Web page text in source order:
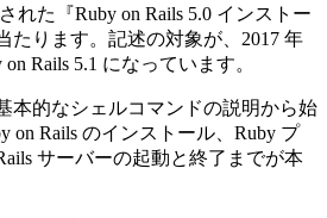
れた『Ruby on Rails 5.0 インストー
たります。記述の対象が、2017 年
Rails 5.1 になっています。
本的なシェルコマンドの説明から始
on Rails のインストール、Ruby プ
サーバーの起動と終了までが本